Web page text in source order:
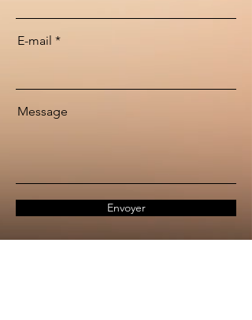
E-mail
Message
Envoyer